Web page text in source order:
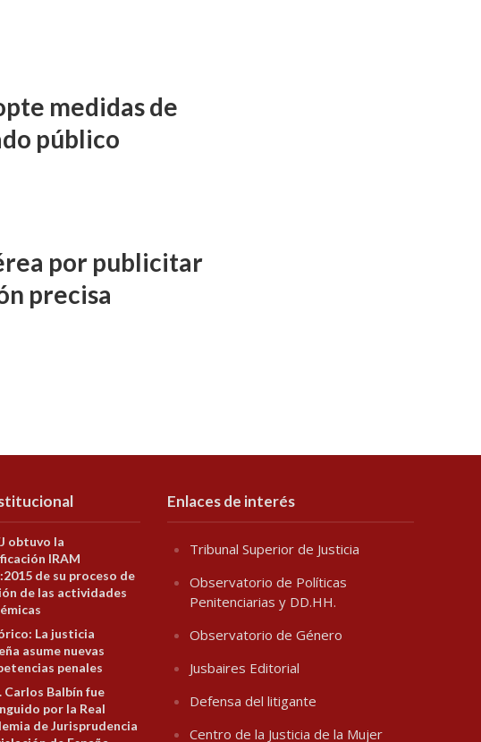
medidas de
público
por publicitar
precisa
obtuvo la
IRAM
de su proceso de
de las actividades
La justicia
asume nuevas
penales
Carlos Balbín fue
por la Real
de Jurisprudencia
Enlaces de interés
Tribunal Superior de Justicia
Observatorio de Políticas
Penitenciarias y DD.HH.
Observatorio de Género
Jusbaires Editorial
Defensa del litigante
Centro de la Justicia de la Mujer